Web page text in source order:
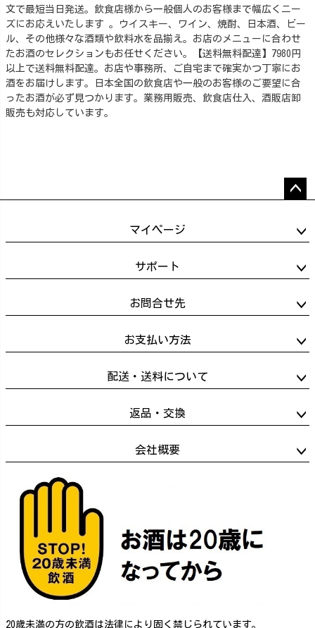
文で最短当日発送。飲食店様から一般個人のお客様まで幅広くニー
ズにお応えいたします 。ウイスキー、ワイン、焼酎、日本酒、ビー
ル、その他様々な酒類や飲料水を品揃え。お店のメニューに合わせ
たお酒のセレクションもお任せください。【送料無料配達】7980円
以上で送料無料配達。お店や事務所、ご自宅まで確実かつ丁寧にお
酒をお届けします。日本全国の飲食店や一般のお客様のご要望に合
ったお酒が必ず見つかります。業務用販売、飲食店仕入、酒販店卸
販売も対応しています。
ップ
マイページ
サポート
お問合せ先
お支払い方法
配送・送料について
返品・交換
会社概要
20歳未満の方の飲酒は法律により固く禁じられています。